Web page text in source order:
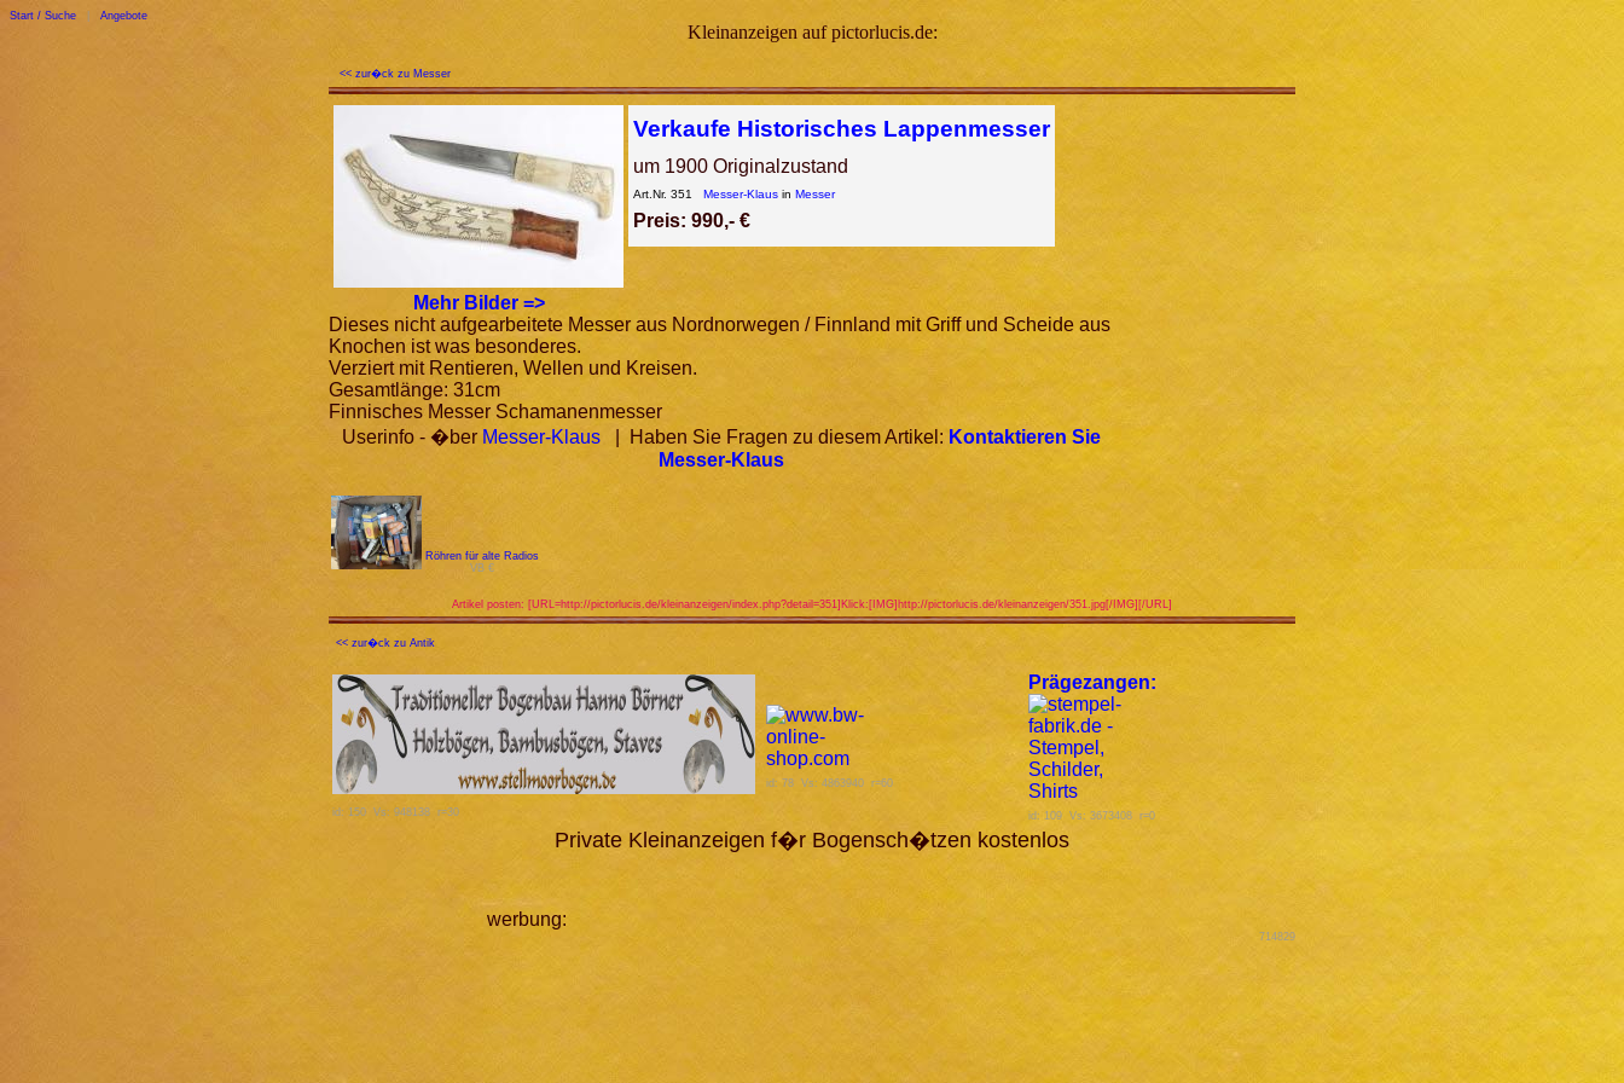
Start / Suche Angebote
Kleinanzeigen auf pictorlucis.de:
<< zur�ck zu Messer
Mehr Bilder =>
Verkaufe Historisches Lappenmesser
um 1900 Originalzustand
Art.Nr. 351 Messer-Klaus in Messer
Preis: 990,- €
Dieses nicht aufgearbeitete Messer aus Nordnorwegen / Finnland mit Griff und Scheide aus
Knochen ist was besonderes.
Verziert mit Rentieren, Wellen und Kreisen.
Gesamtlänge: 31cm
Finnisches Messer Schamanenmesser
Userinfo - �ber Messer-Klaus | Haben Sie Fragen zu diesem Artikel: Kontaktieren Sie
Messer-Klaus
Röhren für alte Radios
VB €
Artikel posten: [URL=http://pictorlucis.de/kleinanzeigen/index.php?detail=351]Klick:[IMG]http://pictorlucis.de/kleinanzeigen/351.jpg[/IMG][/URL]
<< zur�ck zu Antik
id: 150 Vs: 948138 r=30
id: 78 Vs: 4863940 r=60
Prägezangen:
id: 109 Vs: 3673408 r=0
Private Kleinanzeigen f�r Bogensch�tzen kostenlos
werbung:
714829